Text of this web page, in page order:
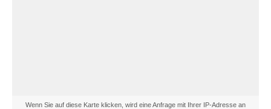
Wenn Sie auf diese Karte klicken, wird eine Anfrage mit Ihrer IP-Adresse an